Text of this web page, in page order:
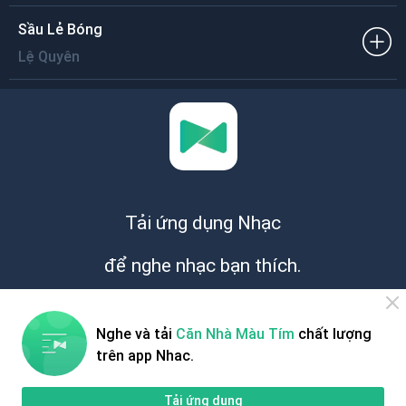
Sầu Lẻ Bóng
Lệ Quyên
Tải ứng dụng Nhạc
để nghe nhạc bạn thích.
Nghe và tải Căn Nhà Màu Tím chất lượng
trên app Nhac.
Tải ứng dụng